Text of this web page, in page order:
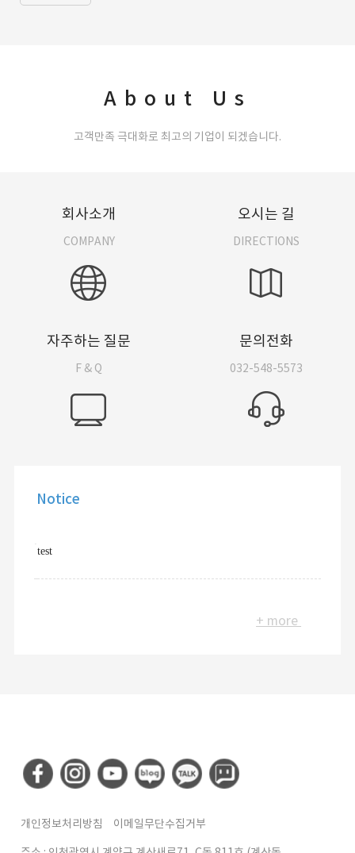
About Us
고객만족 극대화로 최고의 기업이 되겠습니다.
회사소개
COMPANY
오시는 길
DIRECTIONS
자주하는 질문
F & Q
문의전화
032-548-5573
Notice
+ more
test
개인정보처리방침
이메일무단수집거부